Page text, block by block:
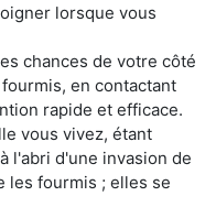
lorsque vous
chances de votre côté
en contactant
rapide et efficace.
vous vivez, étant
l'abri d'une invasion de
les fourmis ; elles se